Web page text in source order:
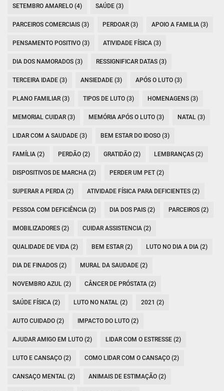
SETEMBRO AMARELO (4) SAÚDE (3)
PARCEIROS COMERCIAIS (3) PERDOAR (3) APOIO A FAMILIA (3)
PENSAMENTO POSITIVO (3) ATIVIDADE FÍSICA (3)
DIA DOS NAMORADOS (3) RESSIGNIFICAR DATAS (3)
TERCEIRA IDADE (3) ANSIEDADE (3) APÓS O LUTO (3)
PLANO FAMILIAR (3) TIPOS DE LUTO (3) HOMENAGENS (3)
MEMORIAL CUIDAR (3) MEMÓRIA APÓS O LUTO (3) NATAL (3)
LIDAR COM A SAUDADE (3) BEM ESTAR DO IDOSO (3)
FAMÍLIA (2) PERDÃO (2) GRATIDÃO (2) LEMBRANÇAS (2)
DISPOSITIVOS DE MARCHA (2) PERDER UM PET (2)
SUPERAR A PERDA (2) ATIVIDADE FÍSICA PARA DEFICIENTES (2)
PESSOA COM DEFICIÊNCIA (2) DIA DOS PAIS (2) PARCEIROS (2)
IMOBILIZADORES (2) CUIDAR ASSISTENCIA (2)
QUALIDADE DE VIDA (2) BEM ESTAR (2) LUTO NO DIA A DIA (2)
DIA DE FINADOS (2) MURAL DA SAUDADE (2)
NOVEMBRO AZUL (2) CÂNCER DE PRÓSTATA (2)
SAÚDE FÍSICA (2) LUTO NO NATAL (2) 2021 (2)
AUTO CUIDADO (2) IMPACTO DO LUTO (2)
AJUDAR AMIGO EM LUTO (2) LIDAR COM O ESTRESSE (2)
LUTO E CANSAÇO (2) COMO LIDAR COM O CANSAÇO (2)
CANSAÇO MENTAL (2) ANIMAIS DE ESTIMAÇÃO (2)